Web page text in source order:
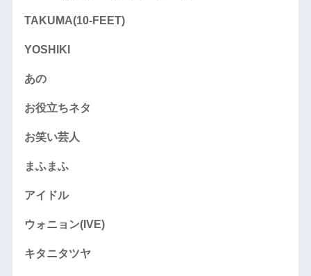
TAKUMA(10-FEET)
YOSHIKI
あの
お役立ちネタ
お笑い芸人
まふまふ
アイドル
ウォニョン(IVE)
キタニタツヤ